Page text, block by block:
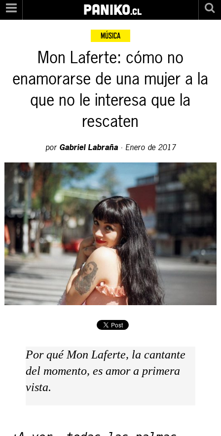
PANIKO.cl
MÚSICA
Mon Laferte: cómo no
enamorarse de una mujer a la
que no le interesa que la
rescaten
por Gabriel Labraña· Enero de 2017
Por qué Mon Laferte, la cantante
del momento, es amor a primera
vista.